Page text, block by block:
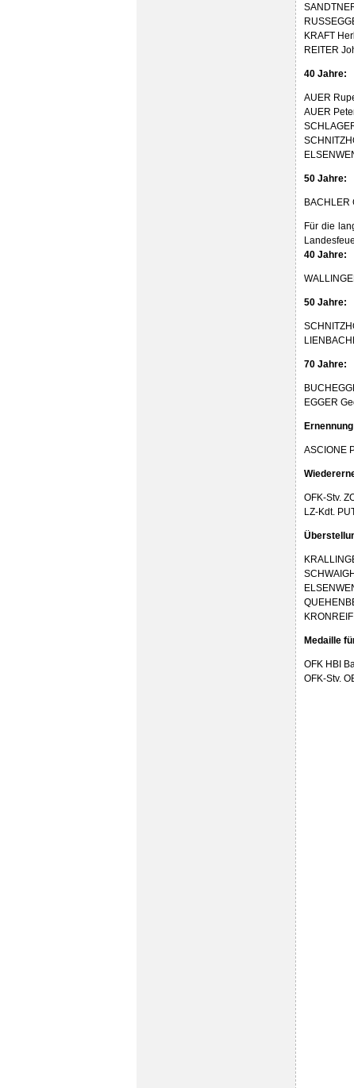
KRAFT
REITER
40 Jahre:
AUER
AUER
50 Jahre:
BACHLER
Für die
40 Jahre:
50 Jahre:
70 Jahre:
EGGER
ASCIONE
OFK-Stv.
LZ-Kdt.
Medaille
OFK HBI
OFK-Stv.